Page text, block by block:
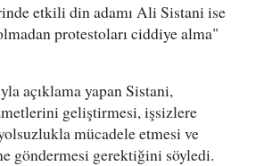
etkili din adamı Ali Sistani ise
protestoları ciddiye alma"
açıklama yapan Sistani,
geliştirmesi, işsizlere
mücadele etmesi ve
göndermesi gerektiğini söyledi.